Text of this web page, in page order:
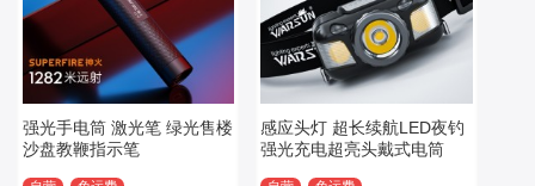
强光手电筒 激光笔 绿光售楼
沙盘教鞭指示笔
感应头灯 超长续航LED夜钓
强光充电超亮头戴式电筒